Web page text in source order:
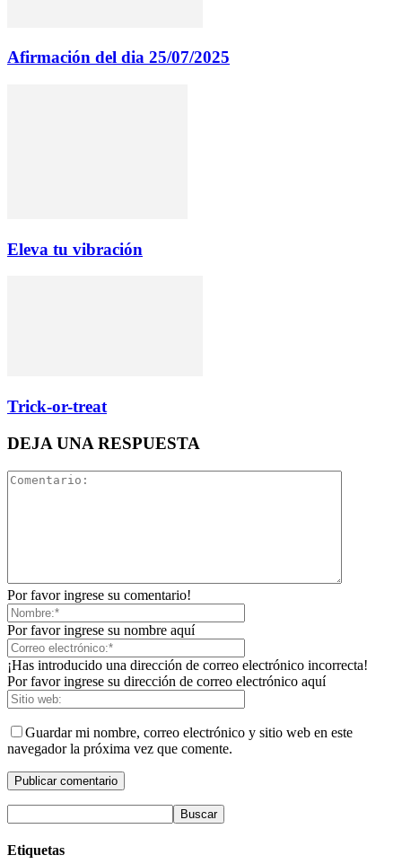
Afirmación del dia 25/07/2025
Eleva tu vibración
Trick-or-treat
DEJA UNA RESPUESTA
Por favor ingrese su comentario!
Por favor ingrese su nombre aquí
¡Has introducido una dirección de correo electrónico incorrecta!
Por favor ingrese su dirección de correo electrónico aquí
Guardar mi nombre, correo electrónico y sitio web en este
navegador la próxima vez que comente.
Etiquetas